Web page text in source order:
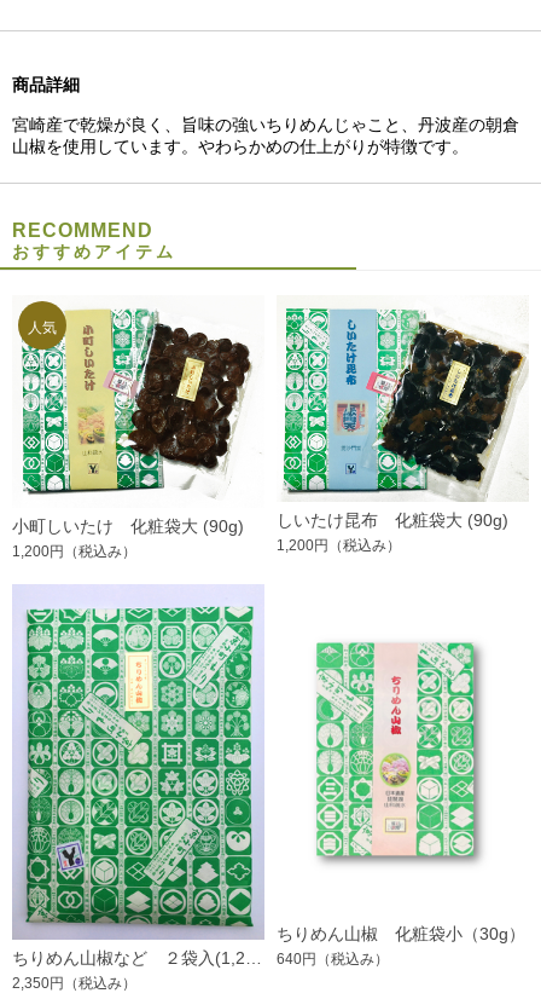
商品詳細
宮崎産で乾燥が良く、旨味の強いちりめんじゃこと、丹波産の朝倉
山椒を使用しています。やわらかめの仕上がりが特徴です。
RECOMMEND
おすすめアイテム
小町しいたけ 化粧袋大 (90g)
1,200円 （税込み）
しいたけ昆布 化粧袋大 (90g)
1,200円 （税込み）
ちりめん山椒など ２袋入(1,200円ｘ2)
2,350円 （税込み）
ちりめん山椒 化粧袋小（30g）
640円 （税込み）